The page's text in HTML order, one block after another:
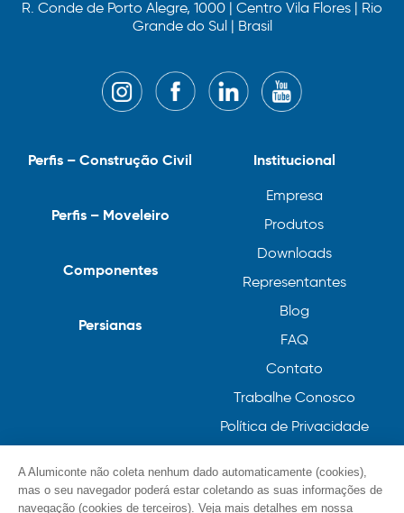
R. Conde de Porto Alegre, 1000 | Centro Vila Flores | Rio
Grande do Sul | Brasil
Institucional
Empresa
Produtos
Downloads
Representantes
Blog
FAQ
Contato
Trabalhe Conosco
Política de Privacidade
Perfis – Construção Civil
Perfis – Moveleiro
Componentes
Persianas
A Alumiconte não coleta nenhum dado automaticamente (cookies),
mas o seu navegador poderá estar coletando as suas informações de
navegação (cookies de terceiros). Veja mais detalhes em nossa